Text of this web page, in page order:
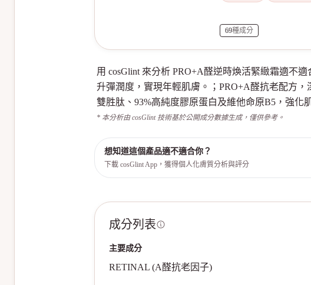
69種成分
用 cosGlint 來分析 PRO+A醛逆時煥活緊緻霜適不
升彈潤度，實現年輕肌膚。；PRO+A醛抗老配方
雙胜肽、93%高純度膠原蛋白及維他命原B5，強化
* 本分析由 cosGlint 技術基於公開成分數據生成，僅供參考。
想知道這個產品適不適合你？
下載 cosGlint App，獲得個人化膚質分析與評分
成分列表
主要成分
RETINAL (A醛抗老因子)